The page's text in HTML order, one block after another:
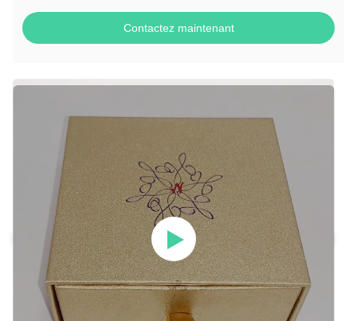
Contactez maintenant